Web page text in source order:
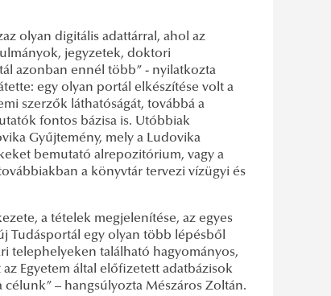
olyan digitális adattárral, ahol az
jegyzetek, doktori
azonban ennél több” - nyilatkozta
egy olyan portál elkészítése volt a
szerzők láthatóságát, továbbá a
fontos bázisa is. Utóbbiak
Gyűjtemény, mely a Ludovika
bemutató alrepozitórium, vagy a
a könyvtár tervezi vízügyi és
a tételek megjelenítése, az egyes
Tudásportál egy olyan több lépésből
telephelyeken található hagyományos,
Egyetem által előfizetett adatbázisok
– hangsúlyozta Mészáros Zoltán.